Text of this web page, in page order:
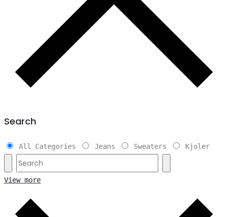
Search
All Categories Jeans Sweaters Kjoler
View more